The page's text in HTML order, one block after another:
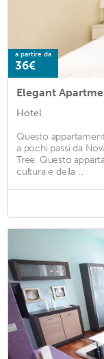
a partire da
36€
Elegant
Hotel
Questo
a pochi passi da
Tree. Questo
cultura e della ...